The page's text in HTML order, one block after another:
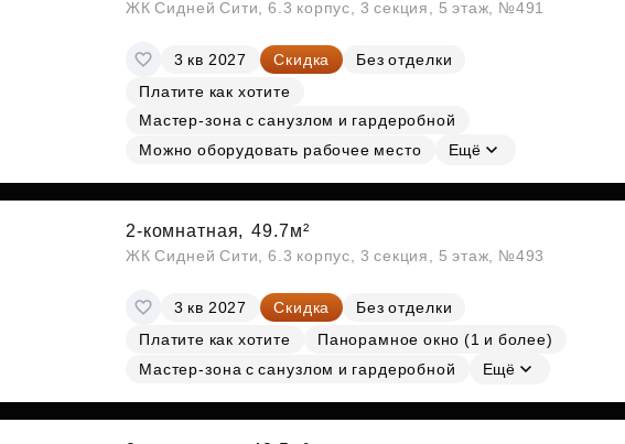
ЖК Сидней Сити, 6.3 корпус, 3 секция, 5 этаж, №491
3 кв 2027 Скидка
Без отделки
Платите как хотите
Мастер-зона с санузлом и гардеробной
Можно оборудовать рабочее место
Ещё
2-комнатная, 49.7м²
ЖК Сидней Сити, 6.3 корпус, 3 секция, 5 этаж, №493
3 кв 2027 Скидка
Без отделки
Платите как хотите
Панорамное окно (1 и более)
Мастер-зона с санузлом и гардеробной
Ещё